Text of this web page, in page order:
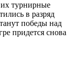
их турнирные
в разряд
победы над
придется снова